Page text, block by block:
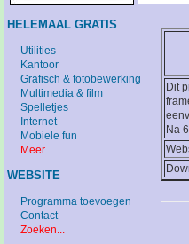
Dit
Na
HELEMAAL GRATIS
Utilities
Kantoor
Grafisch & fotobewerking
Multimedia & film
Spelletjes
Internet
Mobiele fun
Meer...
WEBSITE
Programma toevoegen
Contact
Zoeken...